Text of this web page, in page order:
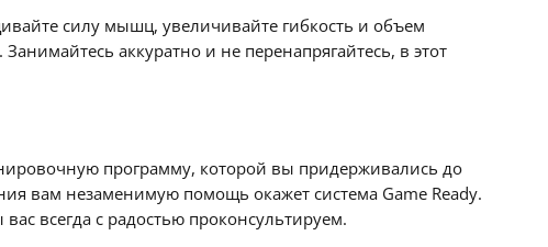
силу мышц, увеличивайте гибкость и объем
аккуратно и не перенапрягайтесь, в этот
программу, которой вы придерживались до
вам незаменимую помощь окажет система Game Ready.
всегда с радостью проконсультируем.